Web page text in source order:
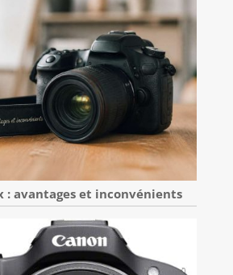
: avantages et inconvénients